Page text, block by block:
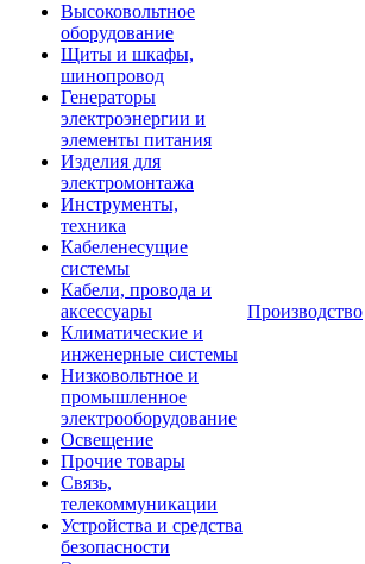
Высоковольтное
оборудование
Щиты и шкафы,
шинопровод
Генераторы
электроэнергии и
элементы питания
Изделия для
электромонтажа
Инструменты,
техника
Кабеленесущие
системы
Кабели, провода и
аксессуары
Климатические и
инженерные системы
Низковольтное и
промышленное
электрооборудование
Освещение
Прочие товары
Связь,
телекоммуникации
Устройства и средства
безопасности
Производство